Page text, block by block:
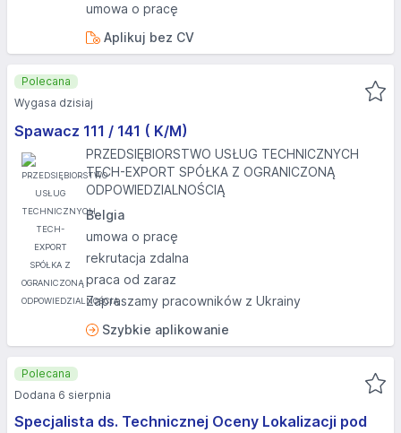
umowa o pracę
Aplikuj bez CV
Spawacz 111 / 141 ( K/M)
PRZEDSIĘBIORSTWO USŁUG TECHNICZNYCH
TECH-EXPORT SPÓŁKA Z OGRANICZONĄ
ODPOWIEDZIALNOŚCIĄ
Belgia
umowa o pracę
rekrutacja zdalna
praca od zaraz
Zapraszamy pracowników z Ukrainy
Szybkie aplikowanie
Polecana
Wygasa dzisiaj
Specjalista ds. Technicznej Oceny Lokalizacji pod
Polecana
Dodana 6 sierpnia